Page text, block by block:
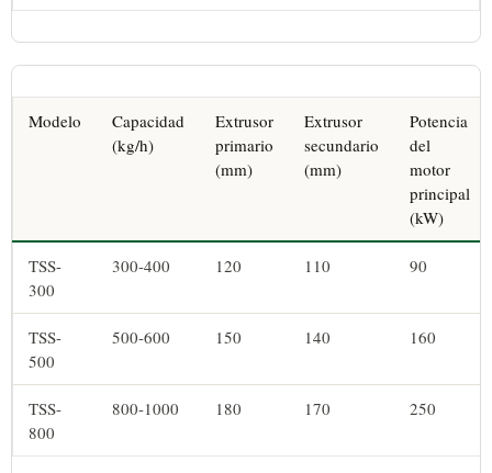
Modelo
Capacidad
(kg/h)
Extrusor
primario
(mm)
Extrusor
secundario
(mm)
Potencia
del
motor
principal
(kW)
TSS-
300
300-400 120 110 90
TSS-
500
500-600 150 140 160
TSS-
800
800-1000 180 170 250